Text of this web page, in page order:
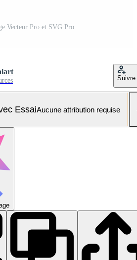
Vecteur Pro et SVG Pro
Suivre
EssaiAucune attribution requise